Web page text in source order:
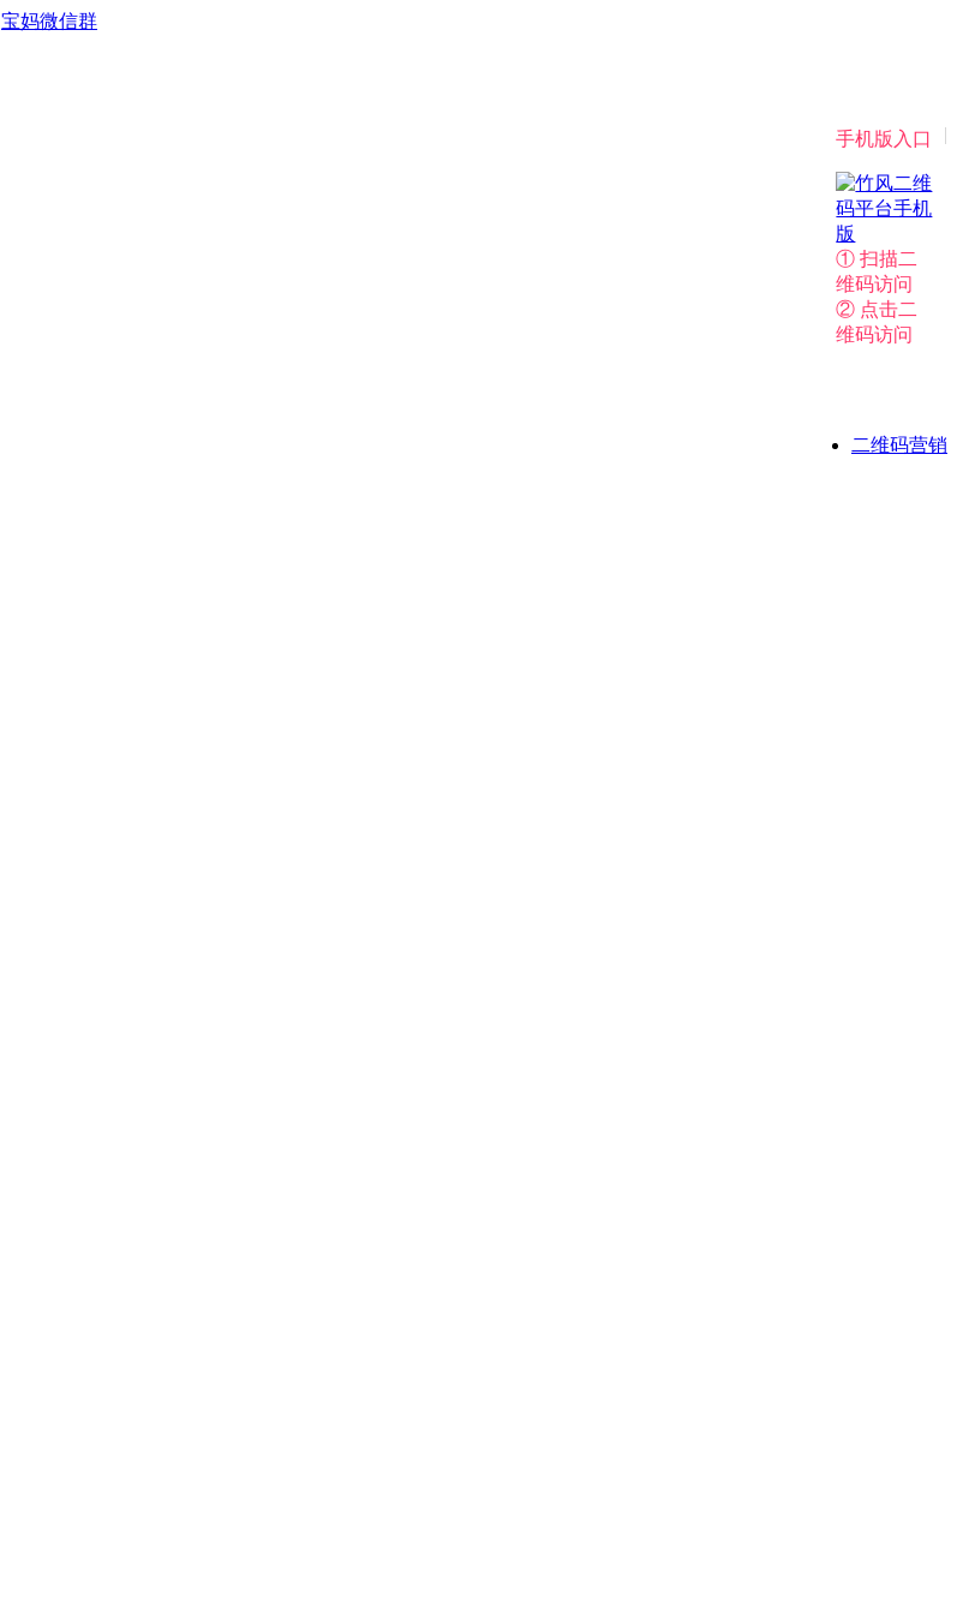
宝妈微信群
|
手机版入口
① 扫描二
维码访问
② 点击二
维码访问
二维码营销